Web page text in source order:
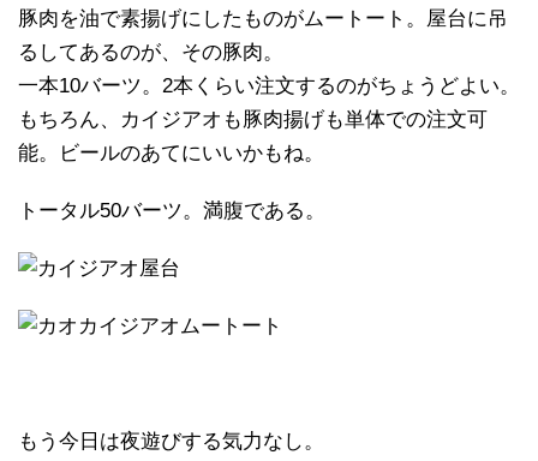
豚肉を油で素揚げにしたものがムートート。屋台に吊
るしてあるのが、その豚肉。
一本10バーツ。2本くらい注文するのがちょうどよい。
もちろん、カイジアオも豚肉揚げも単体での注文可
能。ビールのあてにいいかもね。
トータル50バーツ。満腹である。
もう今日は夜遊びする気力なし。